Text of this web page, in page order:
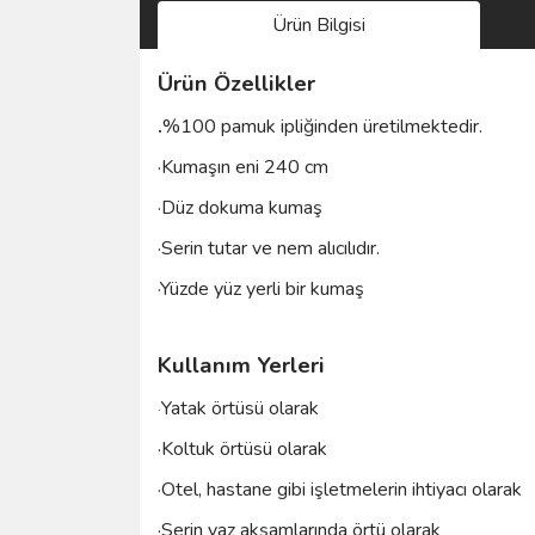
Ürün Bilgisi
Ürün Özellikler
.%100 pamuk ipliğinden üretilmektedir.
·Kumaşın eni 240 cm
·Düz dokuma kumaş
·Serin tutar ve nem alıcılıdır.
·Yüzde yüz yerli bir kumaş
Kullanım Yerleri
·Yatak örtüsü olarak
·Koltuk örtüsü olarak
·Otel, hastane gibi işletmelerin ihtiyacı olarak
·Serin yaz akşamlarında örtü olarak